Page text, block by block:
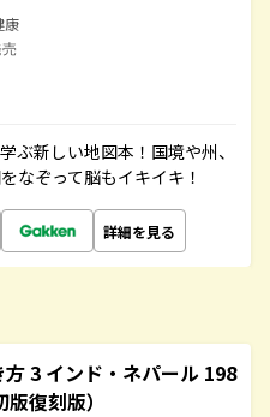
康
ぶ新しい地図本！国境や州、
なぞって脳もイキイキ！
詳細を見る
3 インド・ネパール 198
復刻版）